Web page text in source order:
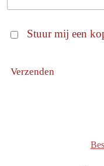
Stuur mij een
Verzenden